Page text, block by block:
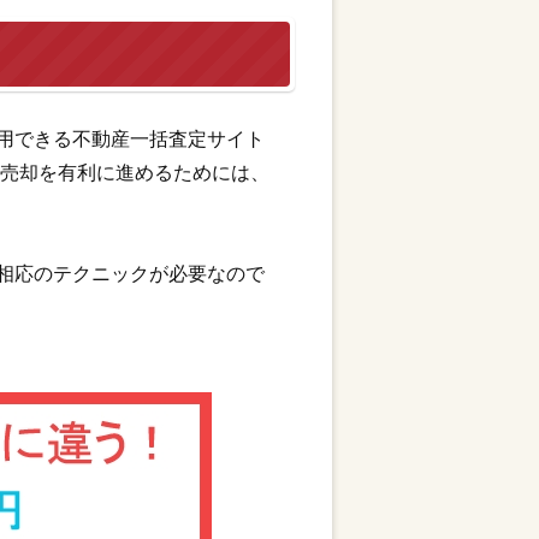
できる不動産一括査定サイト
却を有利に進めるためには、
応のテクニックが必要なので